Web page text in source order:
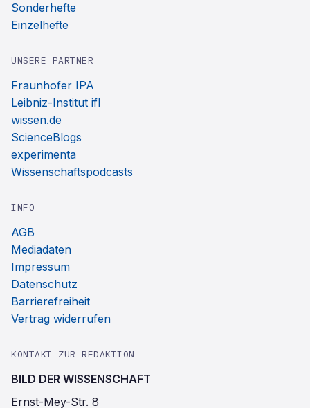
Sonderhefte
Einzelhefte
UNSERE PARTNER
Fraunhofer IPA
Leibniz-Institut ifl
wissen.de
ScienceBlogs
experimenta
Wissenschaftspodcasts
INFO
AGB
Mediadaten
Impressum
Datenschutz
Barrierefreiheit
Vertrag widerrufen
KONTAKT ZUR REDAKTION
BILD DER WISSENSCHAFT
Ernst-Mey-Str. 8